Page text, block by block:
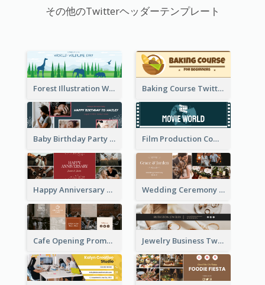
その他のTwitterヘッダーテンプレート
Forest Illustration World Wildlife Day Twitter Header Baking Course Twitter Header
Baby Birthday Party Twitter Header Film Production Company Twitter Header
Happy Anniversary Twitter Header Wedding Ceremony Twitter Header
Cafe Opening Promotion Twitter Header Jewelry Business Twitter Header